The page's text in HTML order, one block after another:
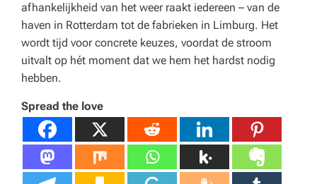
afhankelijkheid van het weer raakt iedereen – van de
haven in Rotterdam tot de fabrieken in Limburg. Het
wordt tijd voor concrete keuzes, voordat de stroom
uitvalt op hét moment dat we hem het hardst nodig
hebben.
Spread the love